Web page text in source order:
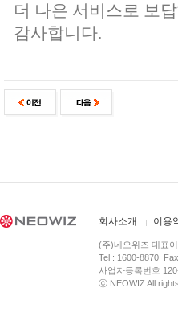
더 나은 서비스로 보
감사합니다.
회사소개 이용
(주)네오위즈 대표
Tel : 1600-8870
사업자등록번호
ⓒ NEOWIZ All